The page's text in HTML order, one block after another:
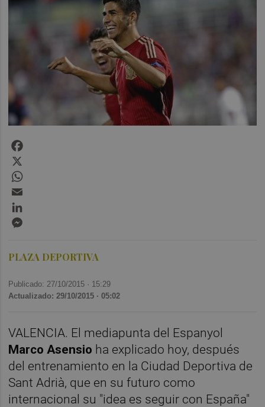
PLAZA DEPORTIVA
Publicado: 27/10/2015 · 15:29
Actualizado: 29/10/2015 · 05:02
VALENCIA. El mediapunta del Espanyol
Marco Asensio ha explicado hoy, después
del entrenamiento en la Ciudad Deportiva de
Sant Adrià, que en su futuro como
internacional su "idea es seguir con España"